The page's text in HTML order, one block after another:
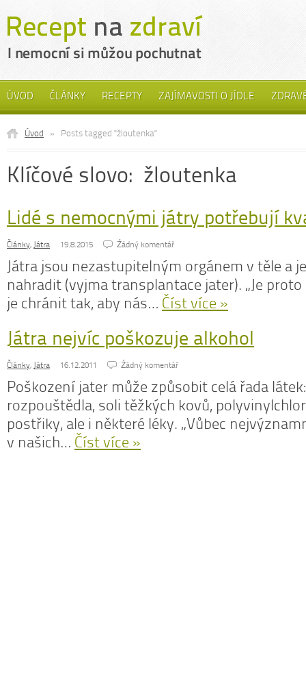
ÚVOD ČLÁNKY RECEPTY ZAJÍMAVOSTI O JÍDLE
Úvod » Posts tagged "žloutenka"
Klíčové slovo: žloutenka
Lidé s nemocnými játry potřebují
Články, Játra 19.8.2015 Źádný komentář
Játra jsou nezastupitelným orgánem v těle a
nahradit (vyjma transplantace jater). „Je
je chránit tak, aby nás… Číst více »
Játra nejvíc poškozuje alkohol
Články, Játra 16.12.2011 Źádný komentář
Poškození jater může způsobit celá řada
rozpouštědla, soli těžkých kovů,
postřiky, ale i některé léky. „Vůbec
v našich… Číst více »